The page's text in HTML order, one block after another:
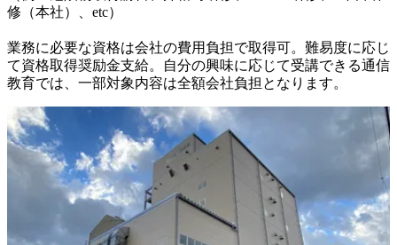
修（本社）、etc）
業務に必要な資格は会社の費用負担で取得可。難易度に応じ
て資格取得奨励金支給。自分の興味に応じて受講できる通信
教育では、一部対象内容は全額会社負担となります。